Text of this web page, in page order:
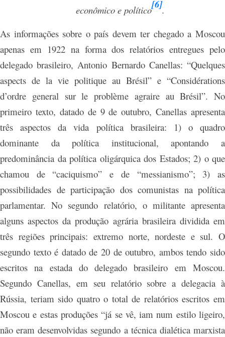
econômico e político[6].
As informações sobre o país devem ter chegado a Moscou
apenas em 1922 na forma dos relatórios entregues pelo
delegado brasileiro, Antonio Bernardo Canellas: “Quelques
aspects de la vie politique au Brésil” e “Considérations
d’ordre general sur le problème agraire au Brésil”. No
primeiro texto, datado de 9 de outubro, Canellas apresenta
três aspectos da vida política brasileira: 1) o quadro
dominante da política institucional, apontando a
predominância da política oligárquica dos Estados; 2) o que
chamou de “caciquismo” e de “messianismo”; 3) as
possibilidades de participação dos comunistas na política
parlamentar. No segundo relatório, o militante apresenta
alguns aspectos da produção agrária brasileira dividida em
três regiões principais: extremo norte, nordeste e sul. O
segundo texto é datado de 20 de outubro, ambos tendo sido
escritos na estada do delegado brasileiro em Moscou.
Segundo Canellas, em seu relatório sobre a delegacia à
Rússia, teriam sido quatro o total de relatórios escritos em
Moscou e estas produções “já se vê, iam num estilo ligeiro,
não eram desenvolvidas segundo a técnica dialética marxista